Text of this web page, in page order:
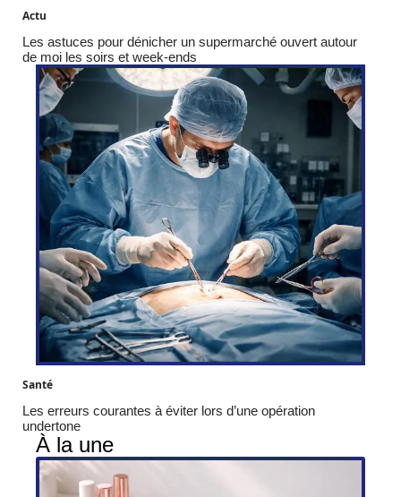
Actu
Les astuces pour dénicher un supermarché ouvert autour
de moi les soirs et week-ends
Santé
Les erreurs courantes à éviter lors d’une opération
undertone
À la une